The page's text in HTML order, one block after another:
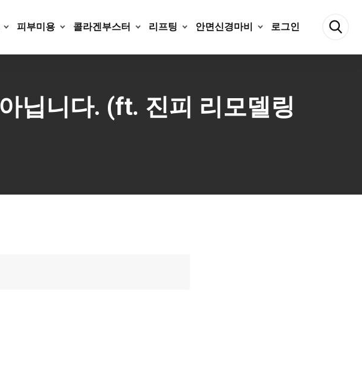
피부미용 콜라겐부스터 리프팅 안면신경마비 로그인
닙니다. (ft. 진피 리모델링